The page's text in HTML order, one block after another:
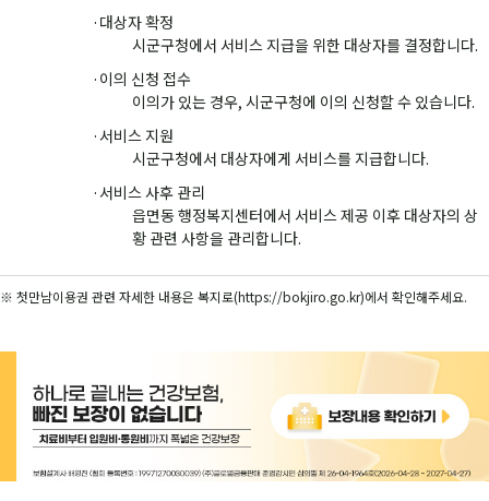
대상자 확정
시군구청에서 서비스 지급을 위한 대상자를 결정합니다.
이의 신청 접수
이의가 있는 경우, 시군구청에 이의 신청할 수 있습니다.
서비스 지원
시군구청에서 대상자에게 서비스를 지급합니다.
서비스 사후 관리
읍면동 행정복지센터에서 서비스 제공 이후 대상자의 상
황 관련 사항을 관리합니다.
※ 첫만남이용권 관련 자세한 내용은 복지로(https://bokjiro.go.kr)에서 확인해주세요.